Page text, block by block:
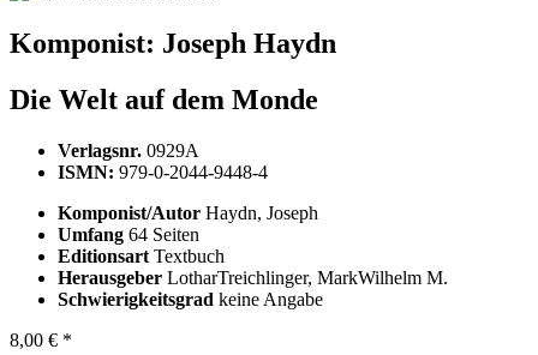
Komponist: Joseph Haydn
Die Welt auf dem Monde
Verlagsnr. 0929A
ISMN: 979-0-2044-9448-4
Komponist/Autor Haydn, Joseph
Umfang 64 Seiten
Editionsart Textbuch
Herausgeber LotharTreichlinger, MarkWilhelm M.
Schwierigkeitsgrad keine Angabe
8,00 € *